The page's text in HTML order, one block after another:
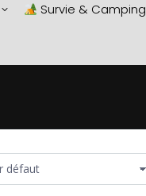
Survie & Camping